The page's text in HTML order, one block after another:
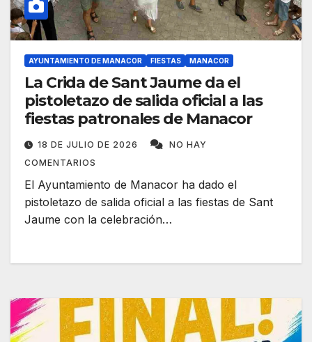
AYUNTAMIENTO DE MANACOR FIESTAS MANACOR
La Crida de Sant Jaume da el
pistoletazo de salida oficial a las
fiestas patronales de Manacor
18 DE JULIO DE 2026
NO HAY
COMENTARIOS
El Ayuntamiento de Manacor ha dado el
pistoletazo de salida oficial a las fiestas de Sant
Jaume con la celebración…